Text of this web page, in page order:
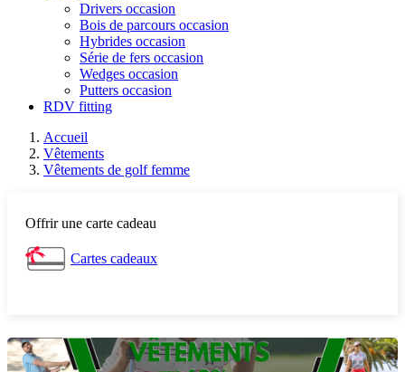
Drivers occasion
Bois de parcours occasion
Hybrides occasion
Série de fers occasion
Wedges occasion
Putters occasion
RDV fitting
Accueil
Vêtements
Vêtements de golf femme
Offrir une carte cadeau
Cartes cadeaux